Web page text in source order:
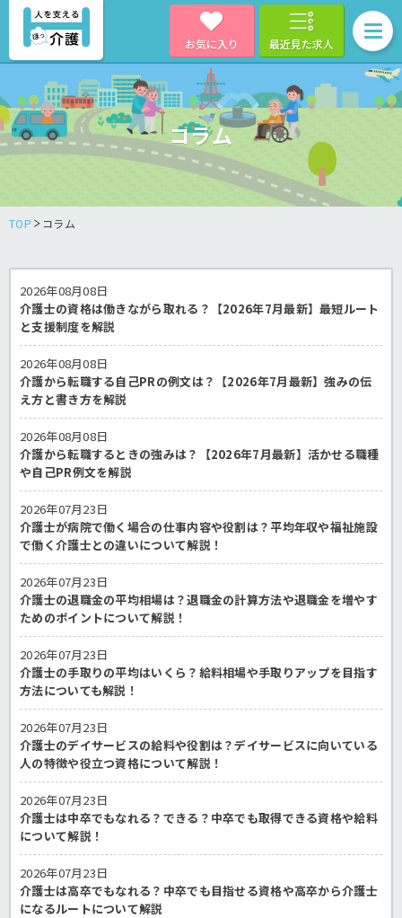
お気に入り 最近見た求人
コラム
TOP コラム
2026年08月08日
介護士の資格は働きながら取れる？【2026年7月最新】最短ルート
と支援制度を解説
2026年08月08日
介護から転職する自己PRの例文は？【2026年7月最新】強みの伝
え方と書き方を解説
2026年08月08日
介護から転職するときの強みは？【2026年7月最新】活かせる職種
や自己PR例文を解説
2026年07月23日
介護士が病院で働く場合の仕事内容や役割は？平均年収や福祉施設
で働く介護士との違いについて解説！
2026年07月23日
介護士の退職金の平均相場は？退職金の計算方法や退職金を増やす
ためのポイントについて解説！
2026年07月23日
介護士の手取りの平均はいくら？給料相場や手取りアップを目指す
方法についても解説！
2026年07月23日
介護士のデイサービスの給料や役割は？デイサービスに向いている
人の特徴や役立つ資格について解説！
2026年07月23日
介護士は中卒でもなれる？できる？中卒でも取得できる資格や給料
について解説！
2026年07月23日
介護士は高卒でもなれる？中卒でも目指せる資格や高卒から介護士
になるルートについて解説